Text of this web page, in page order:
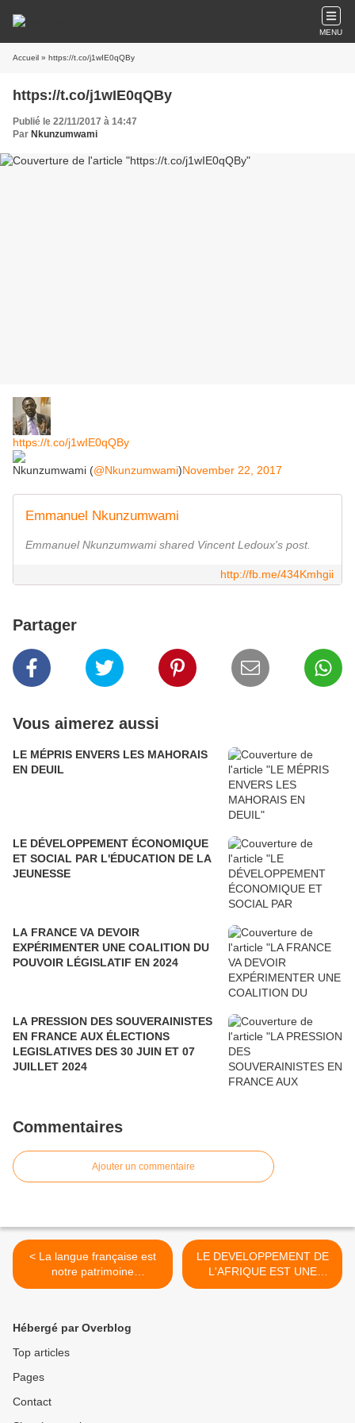
MENU
Accueil » https://t.co/j1wIE0qQBy
https://t.co/j1wIE0qQBy
Publié le 22/11/2017 à 14:47
Par Nkunzumwami
https://t.co/j1wIE0qQBy
Nkunzumwami (@Nkunzumwami)November 22, 2017
Emmanuel Nkunzumwami
Emmanuel Nkunzumwami shared Vincent Ledoux's post.
http://fb.me/434Kmhgii
Partager
Vous aimerez aussi
LE MÉPRIS ENVERS LES MAHORAIS
EN DEUIL
LE DÉVELOPPEMENT ÉCONOMIQUE
ET SOCIAL PAR L'ÉDUCATION DE LA
JEUNESSE
LA FRANCE VA DEVOIR
EXPÉRIMENTER UNE COALITION DU
POUVOIR LÉGISLATIF EN 2024
LA PRESSION DES SOUVERAINISTES
EN FRANCE AUX ÉLECTIONS
LEGISLATIVES DES 30 JUIN ET 07
JUILLET 2024
Commentaires
Ajouter un commentaire
< La langue française est
notre patrimoine
commun....
LE DEVELOPPEMENT DE
L'AFRIQUE EST UNE
RESPONSABILITE DES
Hébergé par Overblog
Top articles
Pages
Contact